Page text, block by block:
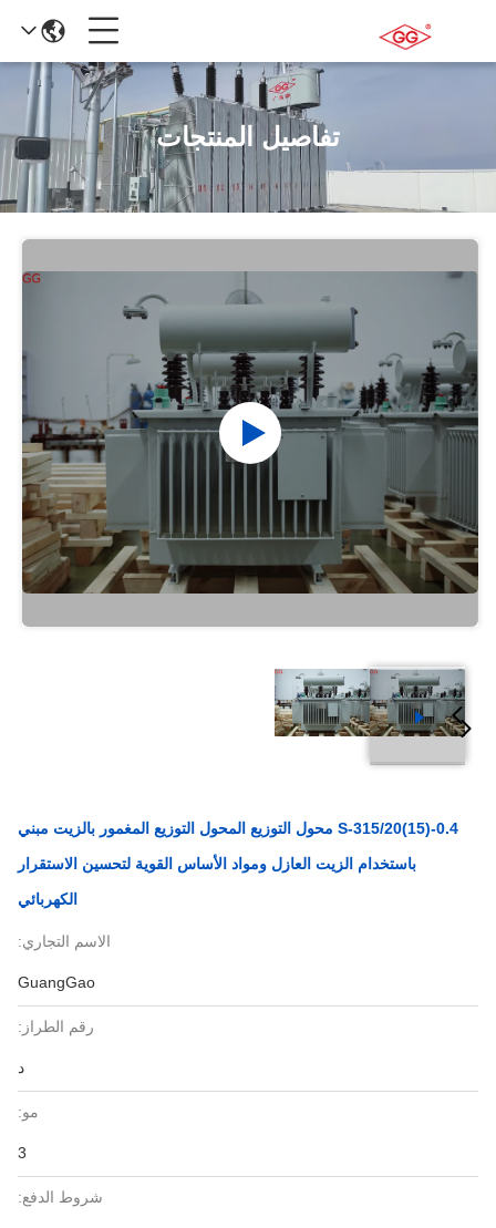
تفاصيل المنتجات
S-315/20(15)-0.4 محول التوزيع المحول التوزيع المغمور بالزيت مبني
باستخدام الزيت العازل ومواد الأساس القوية لتحسين الاستقرار
الكهربائي
الاسم التجاري:
GuangGao
رقم الطراز:
د
مو:
3
شروط الدفع: